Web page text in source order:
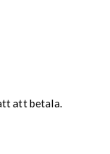
att betala.